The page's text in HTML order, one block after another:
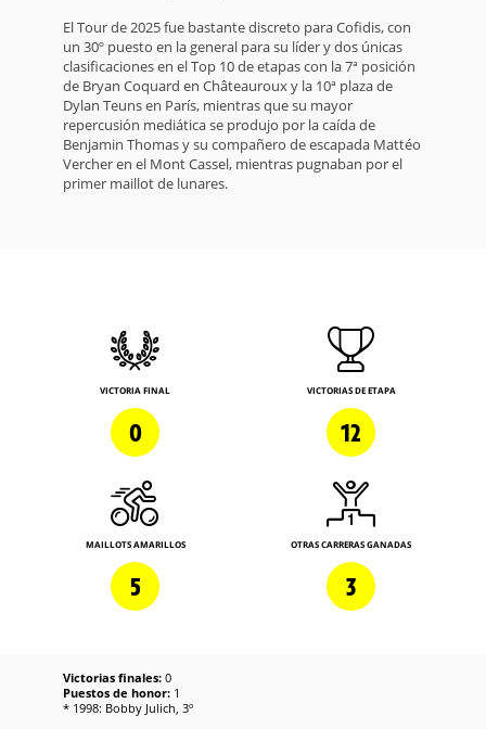
El Tour de 2025 fue bastante discreto para Cofidis, con
un 30º puesto en la general para su líder y dos únicas
clasificaciones en el Top 10 de etapas con la 7ª posición
de Bryan Coquard en Châteauroux y la 10ª plaza de
Dylan Teuns en París, mientras que su mayor
repercusión mediática se produjo por la caída de
Benjamin Thomas y su compañero de escapada Mattéo
Vercher en el Mont Cassel, mientras pugnaban por el
primer maillot de lunares.
VICTORIA FINAL
0
VICTORIAS DE ETAPA
12
MAILLOTS AMARILLOS
5
OTRAS CARRERAS GANADAS
3
Victorias finales: 0
Puestos de honor: 1
* 1998: Bobby Julich, 3º